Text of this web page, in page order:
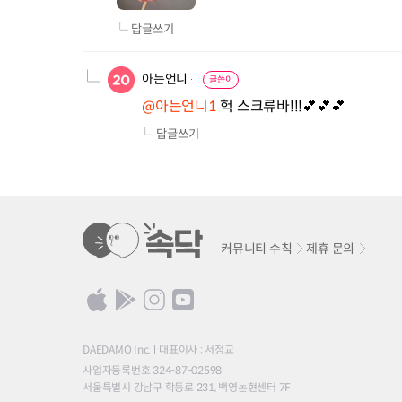
답글쓰기
아는언니 글쓴이
@아는언니1 헉 스크류바!!!💕💕💕
답글쓰기
커뮤니티 수칙 제휴 문의
DAEDAMO Inc.
대표이사 : 서정교
사업자등록번호 324-87-02598
서울특별시 강남구 학동로 231, 백영논현센터 7F